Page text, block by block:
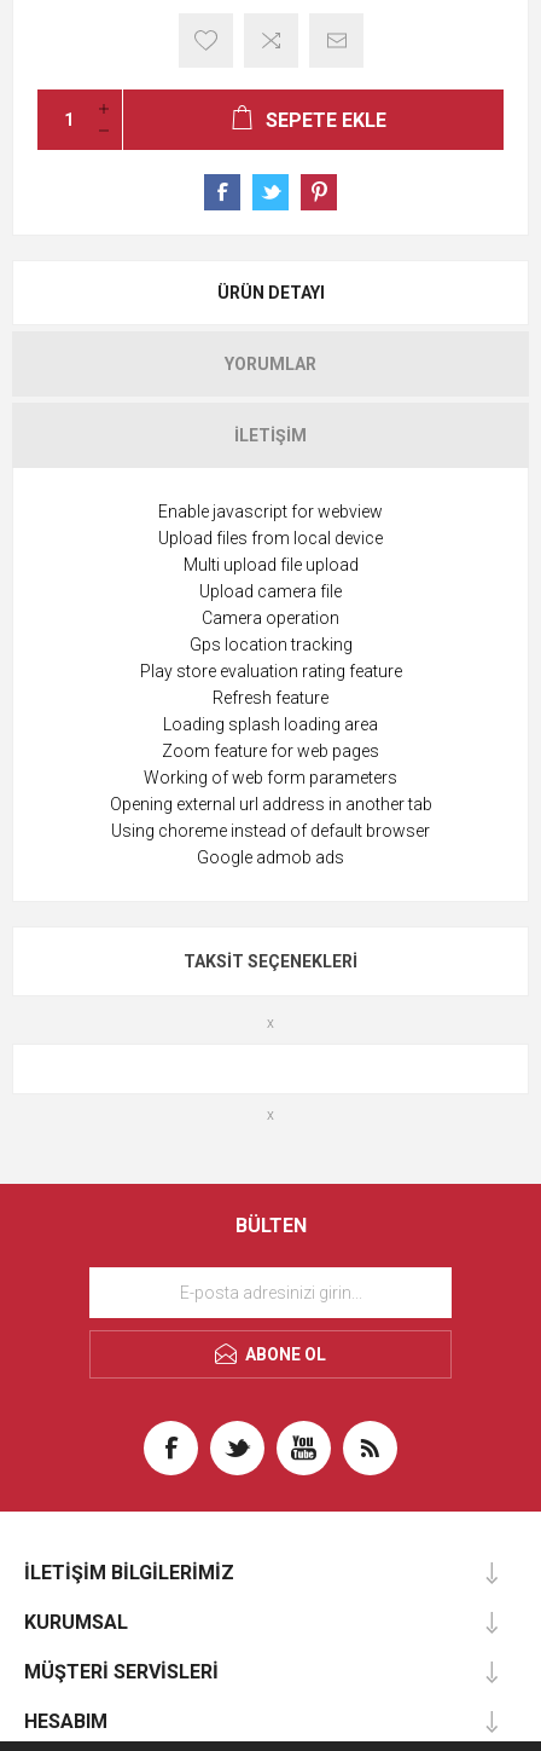
SEPETE EKLE
ÜRÜN DETAYI
YORUMLAR
İLETIŞIM
Enable javascript for webview
Upload files from local device
Multi upload file upload
Upload camera file
Camera operation
Gps location tracking
Play store evaluation rating feature
Refresh feature
Loading splash loading area
Zoom feature for web pages
Working of web form parameters
Opening external url address in another tab
Using choreme instead of default browser
Google admob ads
TAKSIT SEÇENEKLERI
x
x
BÜLTEN
ABONE OL
İLETIŞIM BILGILERIMIZ
KURUMSAL
MÜŞTERI SERVISLERI
HESABIM